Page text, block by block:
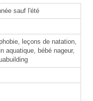
sauf l'été
leçons de natation,
aquatique, bébé nageur,